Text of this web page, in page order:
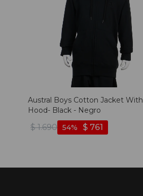
Austral Boys Cotton Jacket With
Hood- Black - Negro
$ 1.690 $ 761
54